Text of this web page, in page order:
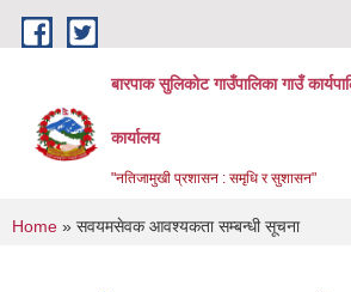
Skip to main content
बारपाक सुलिकोट गाउँपालिका गाउँ
कार्यालय
"नतिजामुखी प्रशासन : समृधि र सुशासन"
You are here
Home » सवयमसेवक आवश्यकता सम्बन्धी सूचना